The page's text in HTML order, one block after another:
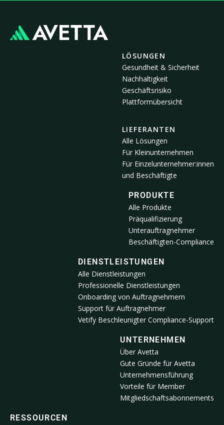
LÖSUNGEN
Gesundheit & Sicherheit
Nachhaltigkeit
Geschäftsrisiko
Plattformübersicht
LIEFERANTEN
Alle Lösungen
Für Kleinunternehmen
Für Einzelunternehmer:innen
und Beschäftigte
PRODUKTE
Alle Produkte
Präqualifizierung
Unterauftragnehmer
Beschäftigten-Compliance
DIENSTLEISTUNGEN
Alle Dienstleistungen
Professionelle Dienstleistungen
Onboarding von Auftragnehmern
Support für Auftragnehmer
Vetify Beschleunigter Compliance-Support
UNTERNEHMEN
Über Avetta
Gute Gründe für Avetta
Unternehmensführung
Vorteile für Member
Mitgliedschaftsabonnements
RESSOURCEN